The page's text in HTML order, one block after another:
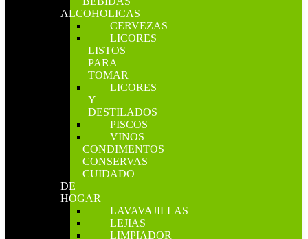
ALCOHOLICAS
CERVEZAS
LICORES
LISTOS
PARA
TOMAR
LICORES
Y
DESTILADOS
PISCOS
VINOS
CONDIMENTOS
CONSERVAS
CUIDADO
DE
HOGAR
LAVAVAJILLAS
LEJIAS
LIMPIADOR